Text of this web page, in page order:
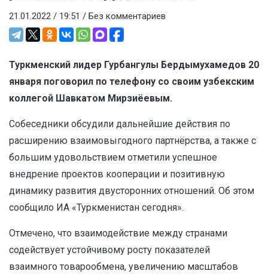
21.01.2022 / 19:51 / Без комментариев
Туркменский лидер Гурбангулы Бердымухамедов 20
января поговорил по телефону со своим узбекским
коллегой Шавкатом Мирзиёевым.
Собеседники обсудили дальнейшие действия по
расширению взаимовыгодного партнёрства, а также с
большим удовольствием отметили успешное
внедрение проектов кооперации и позитивную
динамику развития двусторонних отношений. Об этом
сообщило ИА «Туркменистан сегодня».
Отмечено, что взаимодействие между странами
содействует устойчивому росту показателей
взаимного товарообмена, увеличению масштабов